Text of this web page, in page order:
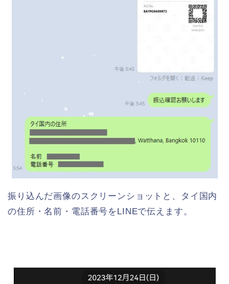
振り込んだ画像のスクリーンショットと、タイ国内
の住所・名前・電話番号をLINEで伝えます。